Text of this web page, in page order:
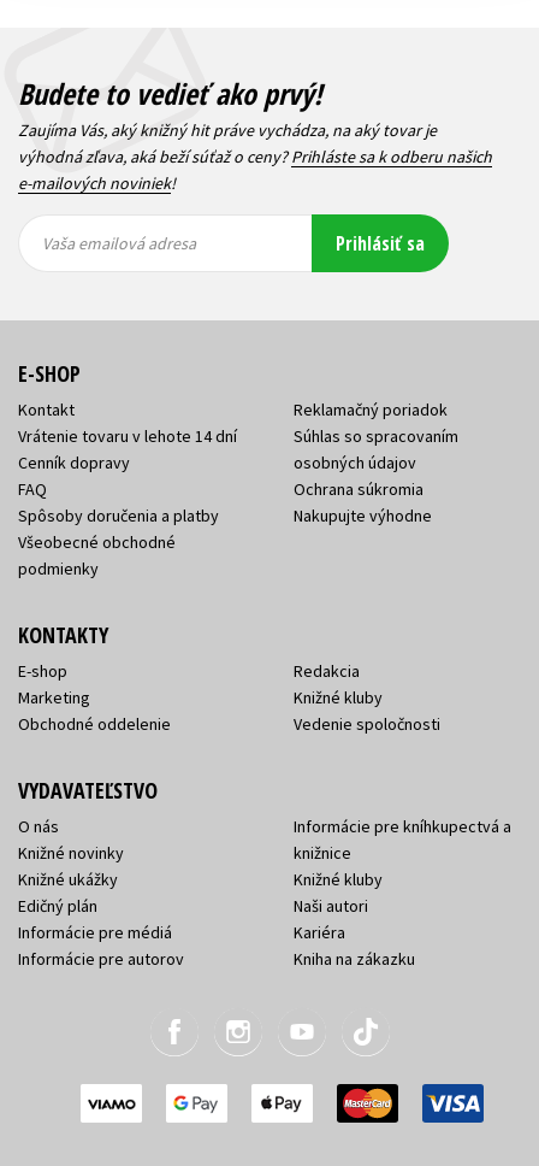
Budete to vedieť ako prvý!
Zaujíma Vás, aký knižný hit práve vychádza, na aký tovar je
výhodná zľava, aká beží súťaž o ceny?Prihláste sa k odberu našich
e-mailových noviniek!
emailová
emailová
Vaša emailová adresa Prihlásiť sa
E-SHOP
Kontakt
Vrátenie tovaru v lehote 14 dní
Cenník dopravy
FAQ
Spôsoby doručenia a platby
Všeobecné obchodné
podmienky
Reklamačný poriadok
Súhlas so spracovaním
osobných údajov
Ochrana súkromia
Nakupujte výhodne
KONTAKTY
E-shop
Marketing
Obchodné oddelenie
Redakcia
Knižné kluby
Vedenie spoločnosti
VYDAVATEĽSTVO
O nás
Knižné novinky
Knižné ukážky
Edičný plán
Informácie pre médiá
Informácie pre autorov
Informácie pre kníhkupectvá a
knižnice
Knižné kluby
Naši autori
Kariéra
Kniha na zákazku